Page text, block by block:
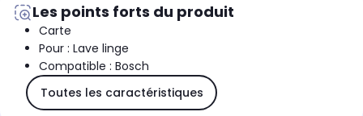
Les points forts du produit
Carte
Pour : Lave linge
Compatible : Bosch
Toutes les caractéristiques